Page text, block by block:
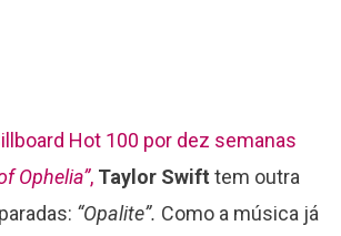
Hot 100 por dez semanas
Ophelia”, Taylor Swift tem outra
“Opalite”. Como a música já